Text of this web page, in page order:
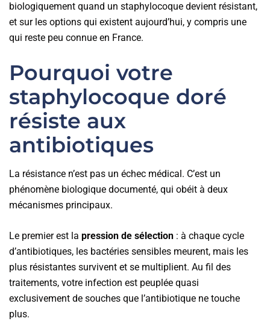
biologiquement quand un staphylocoque devient résistant,
et sur les options qui existent aujourd’hui, y compris une
qui reste peu connue en France.
Pourquoi votre
staphylocoque doré
résiste aux
antibiotiques
La résistance n’est pas un échec médical. C’est un
phénomène biologique documenté, qui obéit à deux
mécanismes principaux.
Le premier est la pression de sélection : à chaque cycle
d’antibiotiques, les bactéries sensibles meurent, mais les
plus résistantes survivent et se multiplient. Au fil des
traitements, votre infection est peuplée quasi
exclusivement de souches que l’antibiotique ne touche
plus.